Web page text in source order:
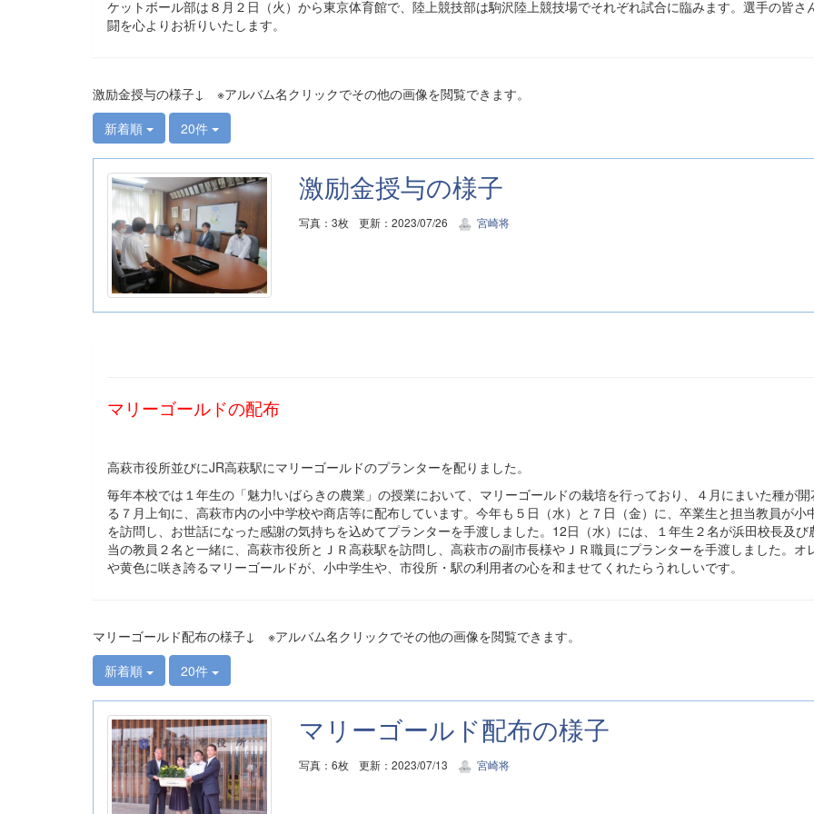
ケットボール部は８月２日（火）から東京体育館で、陸上競技部は駒沢陸上競技場でそれぞれ試合に臨みます。選手の皆さ
闘を心よりお祈りいたします。
激励金授与の様子↓ ※アルバム名クリックでその他の画像を閲覧できます。
新着順
20件
激励金授与の様子
写真：3枚 更新：2023/07/26 宮崎将
マリーゴールドの配布
高萩市役所並びにJR高萩駅にマリーゴールドのプランターを配りました。
毎年本校では１年生の「魅力!いばらきの農業」の授業において、マリーゴールドの栽培を行っており、４月にまいた種が開
る７月上旬に、高萩市内の小中学校や商店等に配布しています。今年も５日（水）と７日（金）に、卒業生と担当教員が小
を訪問し、お世話になった感謝の気持ちを込めてプランターを手渡しました。12日（水）には、１年生２名が浜田校長及び
当の教員２名と一緒に、高萩市役所とＪＲ高萩駅を訪問し、高萩市の副市長様やＪＲ職員にプランターを手渡しました。オ
や黄色に咲き誇るマリーゴールドが、小中学生や、市役所・駅の利用者の心を和ませてくれたらうれしいです。
マリーゴールド配布の様子↓ ※アルバム名クリックでその他の画像を閲覧できます。
新着順
20件
マリーゴールド配布の様子
写真：6枚 更新：2023/07/13 宮崎将